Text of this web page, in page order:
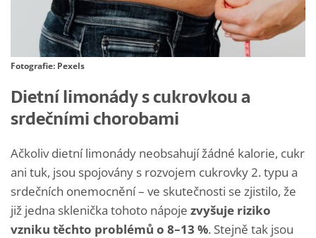
Fotografie: Pexels
Dietní limonády s cukrovkou a
srdečními chorobami
Ačkoliv dietní limonády neobsahují žádné kalorie, cukr
ani tuk, jsou spojovány s rozvojem cukrovky 2. typu a
srdečních onemocnění – ve skutečnosti se zjistilo, že
již jedna sklenička tohoto nápoje zvyšuje riziko
vzniku těchto problémů o 8–13 %. Stejně tak jsou